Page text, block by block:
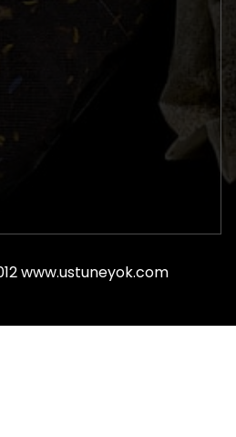
www.ustuneyok.com